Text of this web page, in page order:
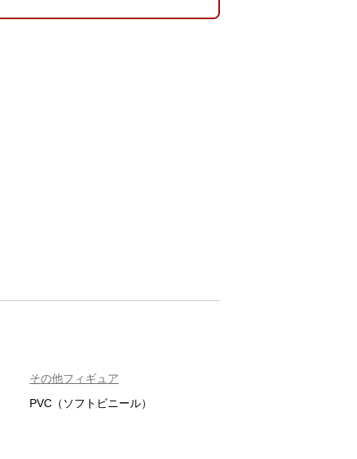
その他フィギュア
PVC（ソフトビニール）